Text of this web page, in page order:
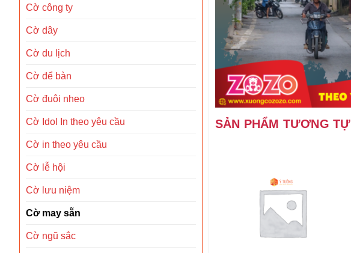
Cờ công ty
Cờ dây
Cờ du lịch
Cờ để bàn
Cờ đuôi nheo
Cờ Idol In theo yêu cầu
Cờ in theo yêu cầu
Cờ lễ hội
Cờ lưu niệm
Cờ may sẵn
Cờ ngũ sắc
SẢN PHẨM TƯƠNG TỰ